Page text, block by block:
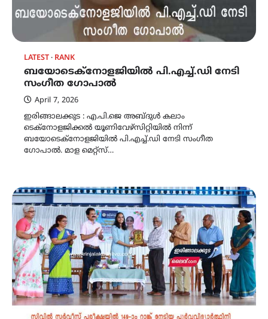
LATEST RANK
ബയോടെക്‌നോളജിയിൽ പി.എച്ച്.ഡി നേടി
സംഗീത ഗോപാൽ
April 7, 2026
ഇരിങ്ങാലക്കുട : എ.പി.ജെ അബ്ദുൾ കലാം
ടെക്നോളജിക്കൽ യൂണിവേഴ്സിറ്റിയിൽ നിന്ന്
ബയോടെക്‌നോളജിയിൽ പി.എച്ച്.ഡി നേടി സംഗീത
ഗോപാൽ. മാള മെറ്റ്സ്…